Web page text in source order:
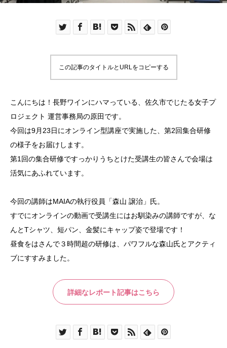
この記事のタイトルとURLをコピーする
こんにちは！長野ワインにハマっている、佐久市でじたる女子プ
ロジェクト 運営事務局の原田です。
今回は9月23日にオンライン型講座で実施した、第2回集合研修
の様子をお届けします。
第1回の集合研修ですっかりうちとけた受講生の皆さんで会場は
活気にあふれています。
今回の講師はMAIAの執行役員「森山 譲治」氏。
すでにオンラインの動画で受講生にはお馴染みの講師ですが、な
んとTシャツ、短パン、金髪にキャップ姿で登場です！
昼食をはさんで３時間超の研修は、パワフルな森山氏とアクティ
ブにすすみました。
詳細なレポート記事はこちら